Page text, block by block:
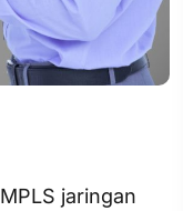
MPLS jaringan